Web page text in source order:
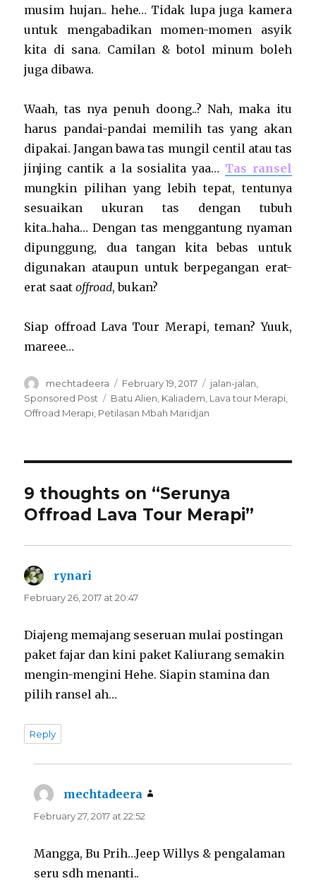
musim hujan.. hehe… Tidak lupa juga kamera
untuk mengabadikan momen-momen asyik
kita di sana. Camilan & botol minum boleh
juga dibawa.
Waah, tas nya penuh doong..? Nah, maka itu
harus pandai-pandai memilih tas yang akan
dipakai. Jangan bawa tas mungil centil atau tas
jinjing cantik a la sosialita yaa… Tas ransel
mungkin pilihan yang lebih tepat, tentunya
sesuaikan ukuran tas dengan tubuh
kita..haha… Dengan tas menggantung nyaman
dipunggung, dua tangan kita bebas untuk
digunakan ataupun untuk berpegangan erat-
erat saatoffroad, bukan?
Siap offroad Lava Tour Merapi, teman? Yuuk,
mareee…
Author
mechtadeera
Posted
on
February 19, 2017 Categories
jalan-jalan
Sponsored Post
Tags
Batu Alien, Kaliadem, Lava tour Merapi,
Offroad Merapi, Petilasan Mbah Maridjan
9 thoughts on “Serunya
Offroad Lava Tour Merapi”
rynari
February 26, 2017 at 20:47
Diajeng memajang seseruan mulai postingan
paket fajar dan kini paket Kaliurang semakin
mengin-mengini Hehe. Siapin stamina dan
pilih ransel ah…
Reply
mechtadeera
February 27, 2017 at 22:52
Mangga, Bu Prih…Jeep Willys & pengalaman
seru sdh menanti..